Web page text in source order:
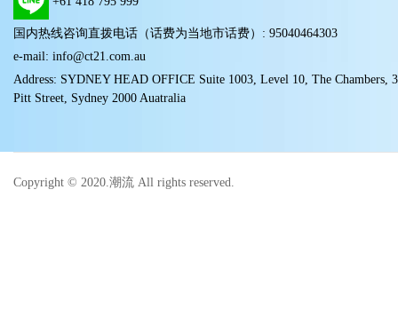
国内热线咨询直拨电话（话费为当地市话费）: 95040464303
e-mail: info@ct21.com.au
Address: SYDNEY HEAD OFFICE Suite 1003, Level 10, The Chambers,
Pitt Street, Sydney 2000 Auatralia
Copyright © 2020.潮流 All rights reserved.